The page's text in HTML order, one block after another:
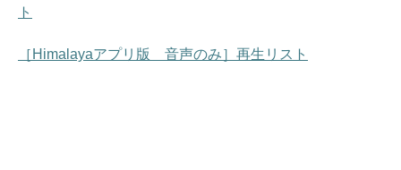
ト
［Himalayaアプリ版 音声のみ］再生リスト